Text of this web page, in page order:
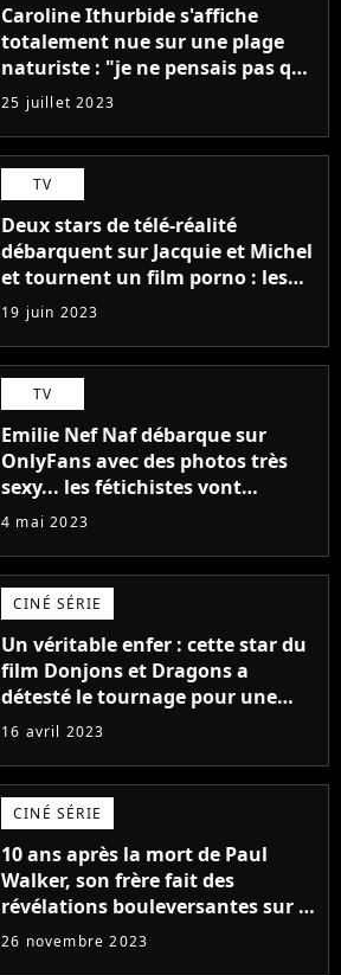
Caroline Ithurbide s'affiche
totalement nue sur une plage
naturiste : "je ne pensais pas que
j'arriverais à le faire..."
25 juillet 2023
TV
Deux stars de télé-réalité
débarquent sur Jacquie et Michel
et tournent un film porno : les
premières images du tournage
(exclu)
19 juin 2023
TV
Emilie Nef Naf débarque sur
OnlyFans avec des photos très
sexy... les fétichistes vont
prendre leur pied !
4 mai 2023
CINÉ SÉRIE
Un véritable enfer : cette star du
film Donjons et Dragons a
détesté le tournage pour une
raison très spéciale
16 avril 2023
CINÉ SÉRIE
10 ans après la mort de Paul
Walker, son frère fait des
révélations bouleversantes sur la
réaction des acteurs de Fast and
26 novembre 2023